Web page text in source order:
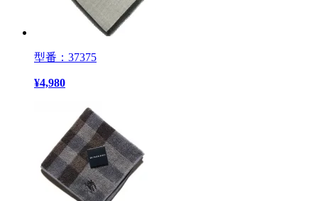
型番：37375
¥4,980